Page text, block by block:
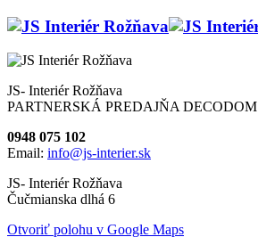
JS- Interiér Rožňava
PARTNERSKÁ PREDAJŇA DECODOM
0948 075 102
Email: info@js-interier.sk
JS- Interiér Rožňava
Čučmianska dlhá 6
Otvoriť polohu v Google Maps